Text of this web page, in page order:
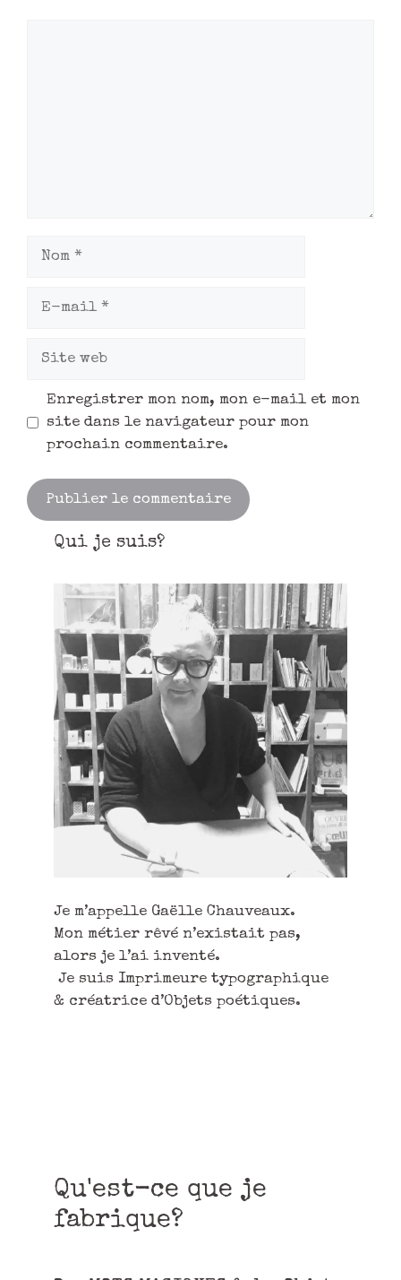
Enregistrer mon nom, mon e-mail et mon
site dans le navigateur pour mon
prochain commentaire.
Qui je suis?
Je m’appelle Gaëlle Chauveaux.
Mon métier rêvé n’existait pas,
alors je l’ai inventé.
Je suis Imprimeure typographique
& créatrice d’Objets poétiques.
Qu'est-ce que je
fabrique?